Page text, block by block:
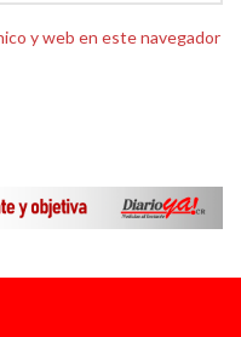
y web en este navegador